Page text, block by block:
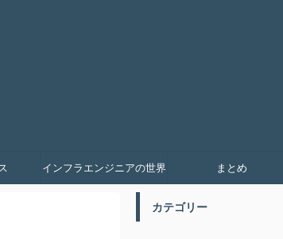
インフラエンジニアの世界 まとめ
カテゴリー